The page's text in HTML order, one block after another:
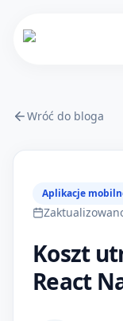
Wróć do bloga
Aplikacje
Koszt
React